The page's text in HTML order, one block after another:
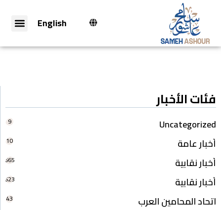
English
فئات الأخبار
Uncategorized
9
أخبار عامة 10
أخبار نقابية 665
أخبار نقابية 623
اتحاد المحامين العرب 43